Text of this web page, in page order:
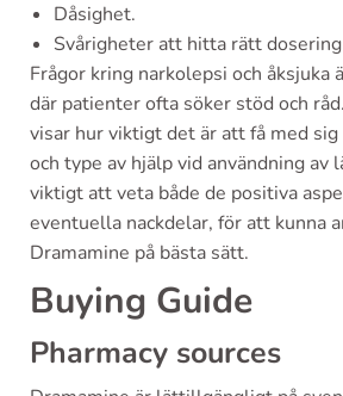
Dåsighet.
Svårigheter att hitta rätt
Frågor kring narkolepsi och åksjuka
där patienter ofta söker stöd och
visar hur viktigt det är att få med
och type av hjälp vid användning av
viktigt att veta både de positiva
eventuella nackdelar, för att kunna
Dramamine på bästa sätt.
Buying Guide
Pharmacy sources